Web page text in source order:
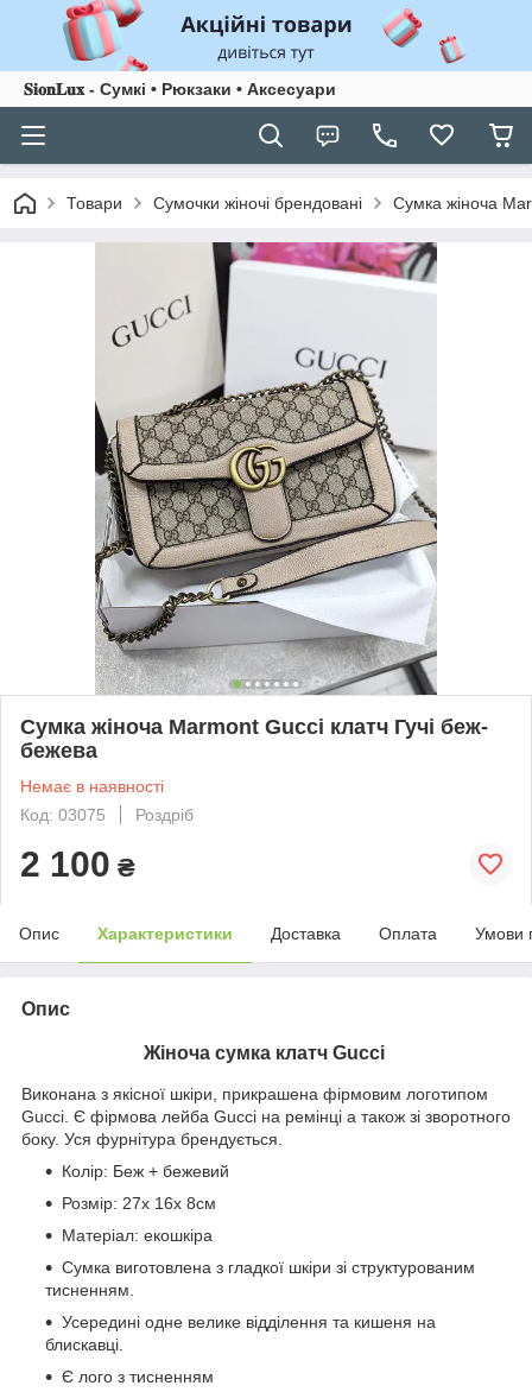
𝐒𝐢𝐨𝐧𝐋𝐮𝐱 - Сумкі • Рюкзаки • Аксесуари
Товари Сумочки жіночі брендовані Сумка жіноча
Сумка жіноча Marmont Gucci клатч Гучі беж-
бежева
Немає в наявності
Код: 03075
Роздріб
2 100 ₴
Опис Характеристики Доставка Оплата Умови
Опис
Жіноча сумка клатч Gucci
Виконана з якісної шкіри, прикрашена фірмовим логотипом
Gucci. Є фірмова лейба Gucci на ремінці а також зі зворотного
боку. Уся фурнітура брендується.
Колір: Беж + бежевий
Розмір: 27х 16х 8см
Матеріал: екошкіра
Сумка виготовлена з гладкої шкіри зі структурованим
тисненням.
Усередині одне велике відділення та кишеня на
блискавці.
Є лого з тисненням